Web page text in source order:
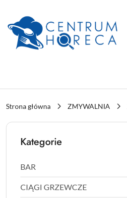
Strona główna ZMYWALNIA
Kategorie
BAR
CIĄGI GRZEWCZE